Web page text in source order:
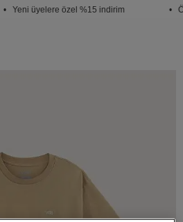
• Yeni üyelere özel %15 indirim •